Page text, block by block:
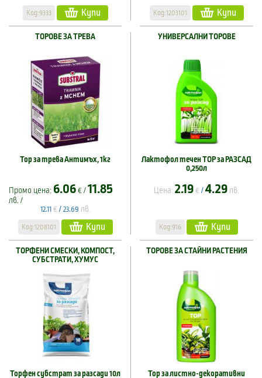
Код:9333 Купи Код:1203101 Купи
ТОРОВЕ ЗА ТРЕВА
Тор за трева Антимъх, 1кг
Промо цена: 6.06 € / 11.85
лв. /
12.11 € / 23.69 лв.
Код:1208101 Купи
УНИВЕРСАЛНИ ТОРОВЕ
Лактофол течен ТОР за РАЗСАД
0,250л
Цена: 2.19 € / 4.29 лв.
Код:916 Купи
ТОРФЕНИ СМЕСКИ, КОМПОСТ,
СУБСТРАТИ, ХУМУС
Торфен субстрат за разсади 10л
ТОРОВЕ ЗА СТАЙНИ РАСТЕНИЯ
Тор за листно-декоративни